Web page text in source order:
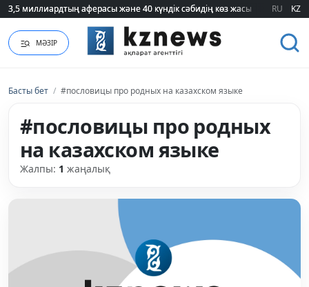
3,5 миллиардтың аферасы және 40 күндік сәбидің көз жасы:
3,5 миллиардтың аферасы және 40 күндік сәбидің көз жасы: RU KZ
МӘЗІР
Басты бет / #пословицы про родных на казахском языке
#пословицы про родных
на казахском языке
Жалпы: 1 жаңалық